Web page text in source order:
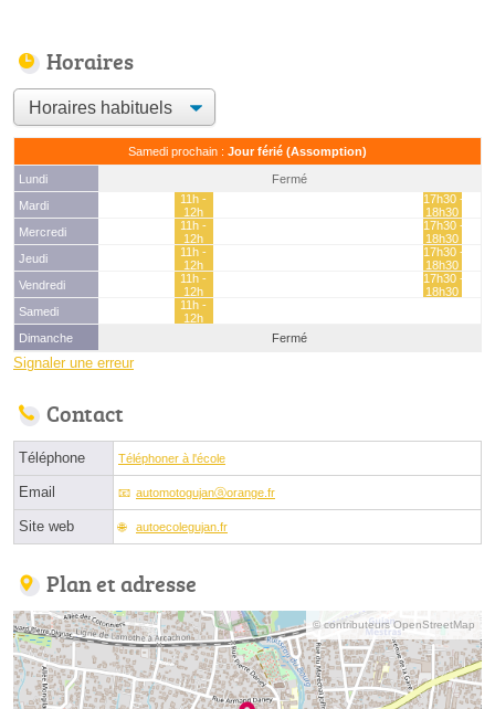
Horaires
Samedi prochain : Jour férié (Assomption)
Lundi
Fermé
Mardi
11h -
12h
17h30 -
18h30
Mercredi
11h -
12h
17h30 -
18h30
Jeudi
11h -
12h
17h30 -
18h30
Vendredi
11h -
12h
17h30 -
18h30
Samedi
11h -
12h
Dimanche
Fermé
Signaler une erreur
Contact
Téléphone Téléphoner à l'école
Email automotogujanⓐorange.fr
Site web autoecolegujan.fr
Plan et adresse
© contributeurs OpenStreetMap